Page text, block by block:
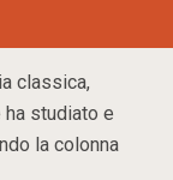
classica,
ha studiato e
la colonna